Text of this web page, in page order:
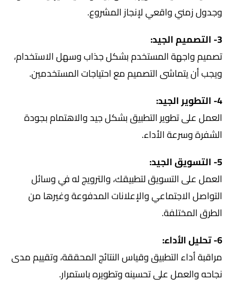
وجدول زمني واقعي لإنجاز المشروع.
3- التصميم الجيد:
تصميم واجهة المستخدم بشكل جذاب وسهل الاستخدام،
ويجب أن يتماشى التصميم مع احتياجات المستخدمين.
4- التطوير الجيد:
العمل على تطوير التطبيق بشكل جيد والاهتمام بجودة
الشفرة وسرعة الأداء.
5- التسويق الجيد:
العمل على التسويق لتطبيقك، والترويج له في وسائل
التواصل الاجتماعي والإعلانات المدفوعة وغيرها من
الطرق المختلفة.
6- تحليل الأداء:
مراقبة أداء التطبيق وقياس النتائج المحققة، وتقييم مدى
نجاحه والعمل على تحسينه وتطويره باستمرار.